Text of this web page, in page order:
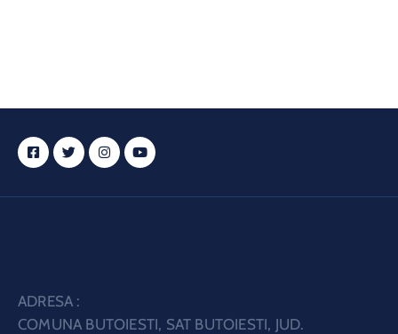
ADRESA :
COMUNA BUTOIESTI, SAT BUTOIESTI, JUD.